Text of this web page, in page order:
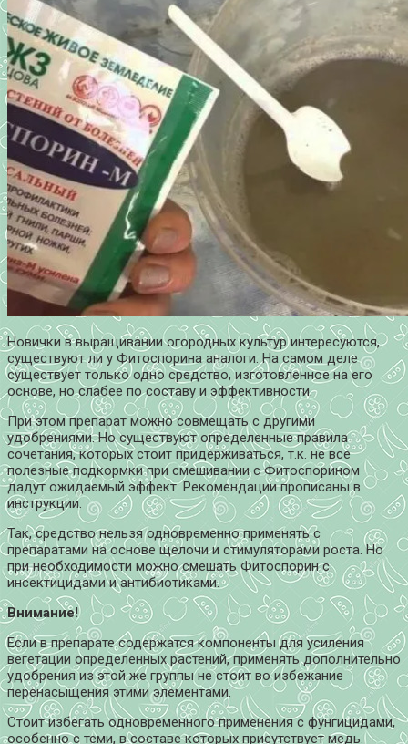
Новички в выращивании огородных культур интересуются,
существуют ли у Фитоспорина аналоги. На самом деле
существует только одно средство, изготовленное на его
основе, но слабее по составу и эффективности.
При этом препарат можно совмещать с другими
удобрениями. Но существуют определенные правила
сочетания, которых стоит придерживаться, т.к. не все
полезные подкормки при смешивании с Фитоспорином
дадут ожидаемый эффект. Рекомендации прописаны в
инструкции.
Так, средство нельзя одновременно применять с
препаратами на основе щелочи и стимуляторами роста. Но
при необходимости можно смешать Фитоспорин с
инсектицидами и антибиотиками.
Внимание!
Если в препарате содержатся компоненты для усиления
вегетации определенных растений, применять дополнительно
удобрения из этой же группы не стоит во избежание
перенасыщения этими элементами.
Стоит избегать одновременного применения с фунгицидами,
особенно с теми, в составе которых присутствует медь.